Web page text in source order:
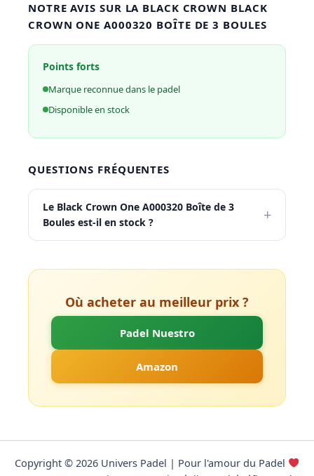
NOTRE AVIS SUR LA BLACK CROWN BLACK
CROWN ONE A000320 BOÎTE DE 3 BOULES
Points forts
Marque reconnue dans le padel
Disponible en stock
QUESTIONS FRÉQUENTES
Le Black Crown One A000320 Boîte de 3
Boules est-il en stock ?
+
Où acheter au meilleur prix ?
Padel Nuestro
Amazon
Copyright © 2026 Univers Padel | Pour l'amour du Padel